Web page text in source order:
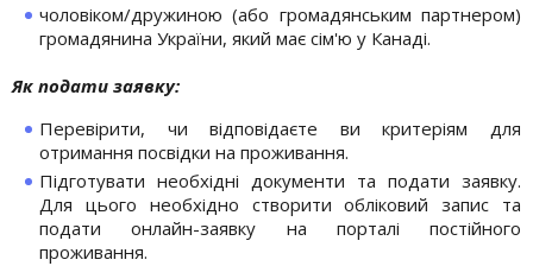
чоловіком/дружиною (або громадянським партнером)
громадянина України, який має сім'ю у Канаді.
Як подати заявку:
Перевірити, чи відповідаєте ви критеріям для
отримання посвідки на проживання.
Підготувати необхідні документи та подати заявку.
Для цього необхідно створити обліковий запис та
подати онлайн-заявку на порталі постійного
проживання.